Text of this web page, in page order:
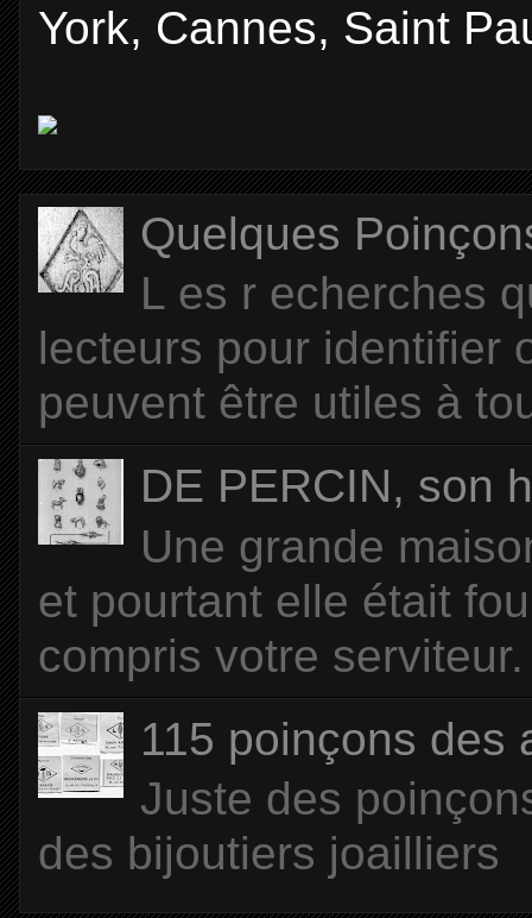
York, Cannes, Saint
Quelques
L es r echerches
lecteurs pour identifier
peuvent être utiles à
DE PERCIN, son
Une grande
et pourtant elle était
compris votre
115 poinçons des
Juste des
des bijoutiers joailliers